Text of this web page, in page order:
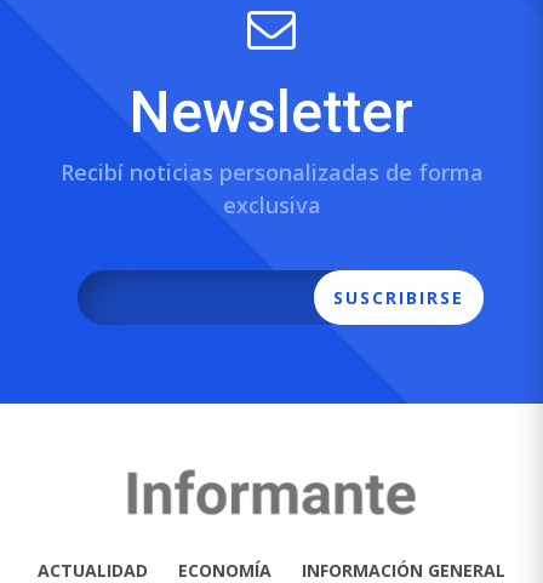
Newsletter
Recibí noticias personalizadas de forma
exclusiva
SUSCRIBIRSE
ACTUALIDAD ECONOMÍA
INFORMACIÓN GENERAL